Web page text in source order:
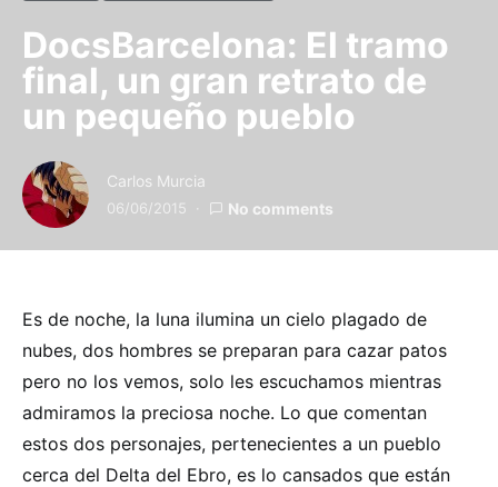
DocsBarcelona: El tramo
final, un gran retrato de
un pequeño pueblo
Carlos Murcia
06/06/2015 No comments
Es de noche, la luna ilumina un cielo plagado de
nubes, dos hombres se preparan para cazar patos
pero no los vemos, solo les escuchamos mientras
admiramos la preciosa noche. Lo que comentan
estos dos personajes, pertenecientes a un pueblo
cerca del Delta del Ebro, es lo cansados que están